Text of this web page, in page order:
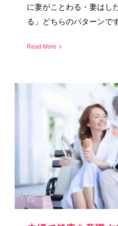
に妻がことわる・妻はし
る」どちらのパターンで
Read More